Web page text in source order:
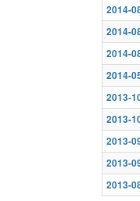
2014-
2014-
2014-
2014-
2013-
2013-
2013-
2013-
2013-